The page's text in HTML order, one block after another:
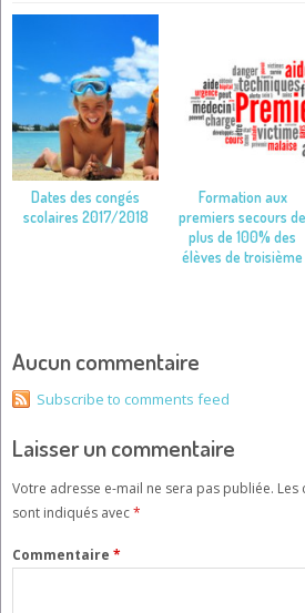
Dates des congés
scolaires 2017/2018
Formation aux
premiers secours de
plus de 100% des
élèves de troisième
Aucun commentaire
Subscribe to comments feed
Laisser un commentaire
Votre adresse e-mail ne sera pas publiée. Les
sont indiqués avec*
Commentaire *